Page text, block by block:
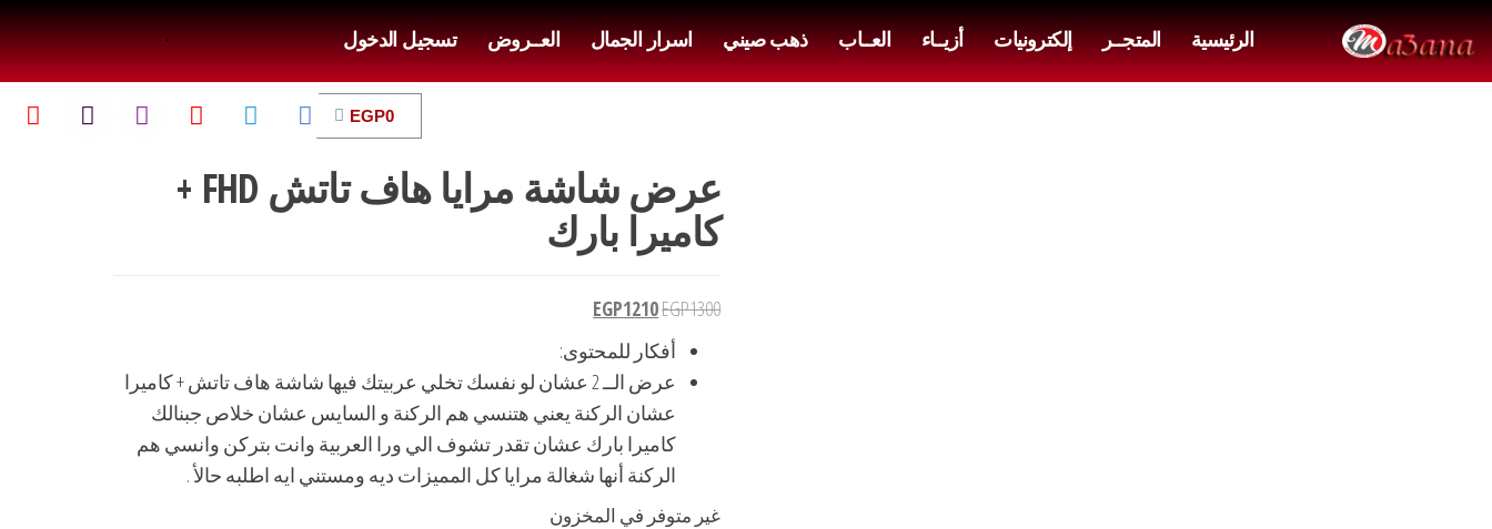
الرئيسية المتجــر إلكترونيات أزيــاء العــاب ذهب صيني اسرار الجمال العــروض تسجيل الدخول
EGP0
عرض شاشة مرايا هاف تاتش FHD +
كاميرا بارك
EGP1300
EGP1210
أفكار للمحتوى:
عرض الــ 2 عشان لو نفسك تخلي عربيتك فيها شاشة هاف تاتش + كاميرا
عشان الركنة يعني هتنسي هم الركنة و السايس عشان خلاص جبنالك
كاميرا بارك عشان تقدر تشوف الي ورا العربية وانت بتركن وانسي هم
الركنة أنها شغالة مرايا كل المميزات ديه ومستني ايه اطلبه حالأ .
غير متوفر في المخزون